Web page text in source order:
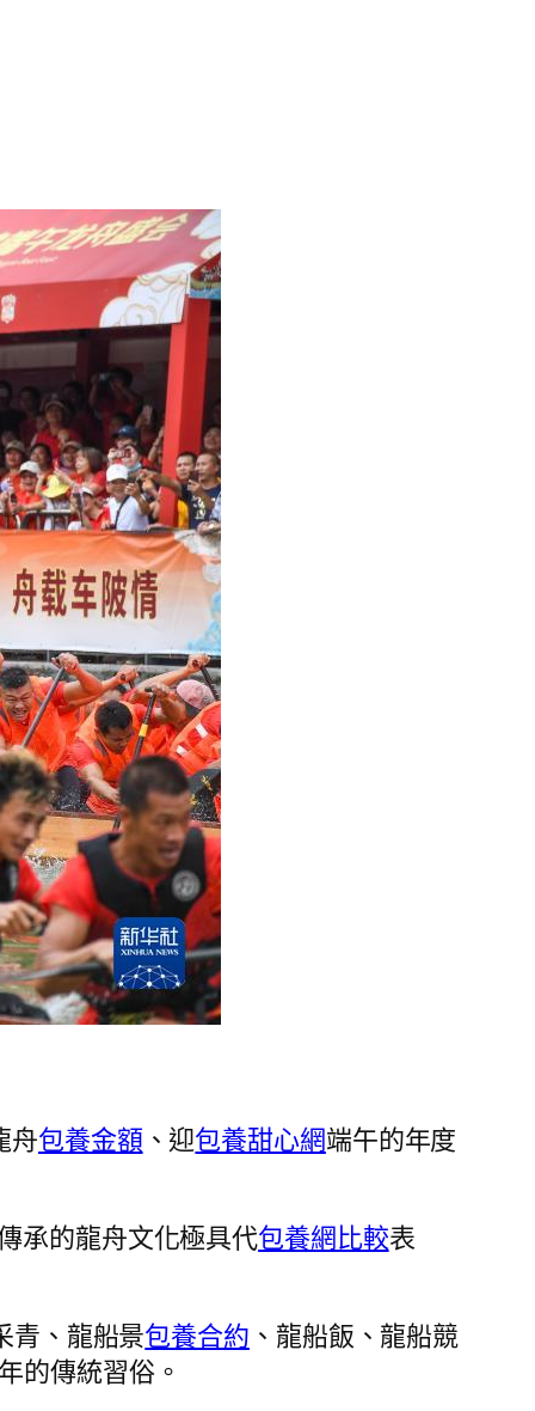
舟包養金額 、迎包養甜心網端午的年度
承的龍舟文化極具代包養網比較表
青、龍船景包養合約 、龍船飯、龍船競
的傳統習俗。